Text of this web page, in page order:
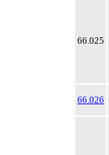
66.025
66.026